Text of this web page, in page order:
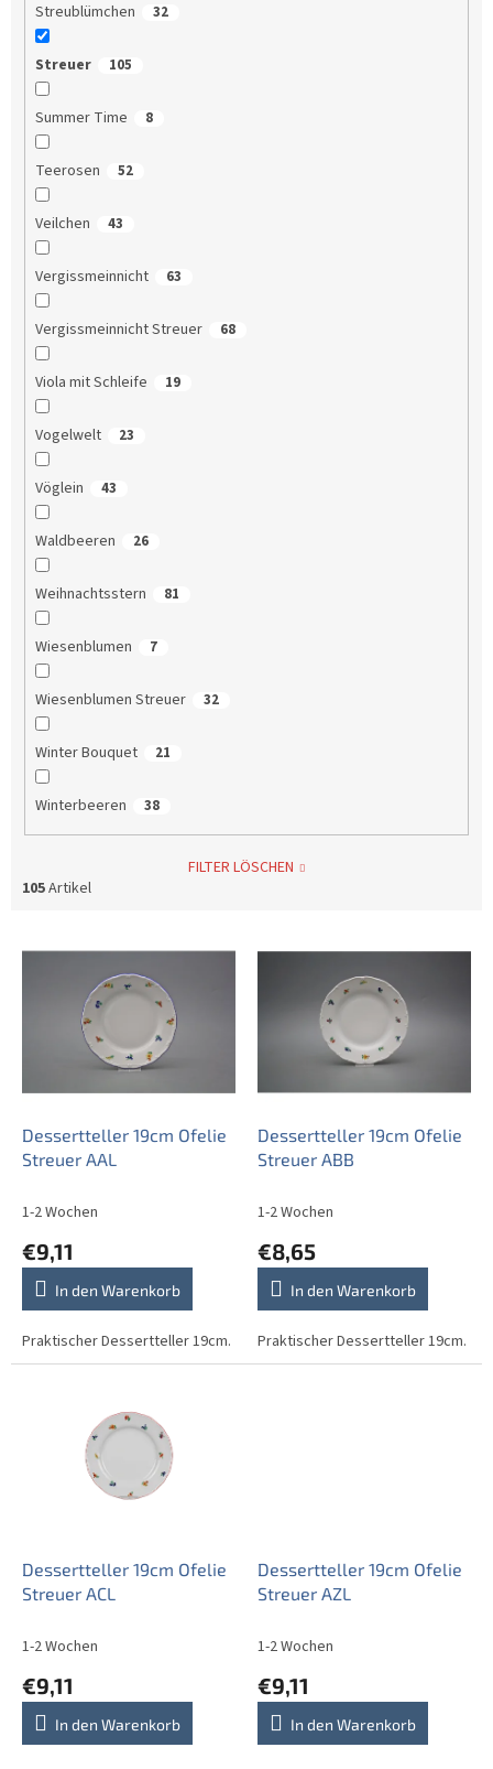
Streublümchen 32
Streuer 105
Summer Time 8
Teerosen 52
Veilchen 43
Vergissmeinnicht 63
Vergissmeinnicht Streuer 68
Viola mit Schleife 19
Vogelwelt 23
Vöglein 43
Waldbeeren 26
Weihnachtsstern 81
Wiesenblumen 7
Wiesenblumen Streuer 32
Winter Bouquet 21
Winterbeeren 38
FILTER LÖSCHEN
105Artikel
Dessertteller 19cm Ofelie
Streuer AAL
1-2 Wochen
€9,11
In den Warenkorb
Praktischer Dessertteller 19cm.
Dessertteller 19cm Ofelie
Streuer ABB
1-2 Wochen
€8,65
In den Warenkorb
Praktischer Dessertteller 19cm.
Dessertteller 19cm Ofelie
Streuer ACL
1-2 Wochen
€9,11
In den Warenkorb
Dessertteller 19cm Ofelie
Streuer AZL
1-2 Wochen
€9,11
In den Warenkorb